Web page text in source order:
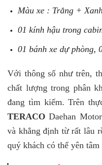
Màu xe : Trắng + Xanh
01 kính hậu trong
01 bánh xe dự phòng,
Với thông số như trên,
chất lượng trong phân
đang tìm kiếm. Trên
TERACO Daehan
và khẳng định từ rất lâu
quý khách có thể yên tâm